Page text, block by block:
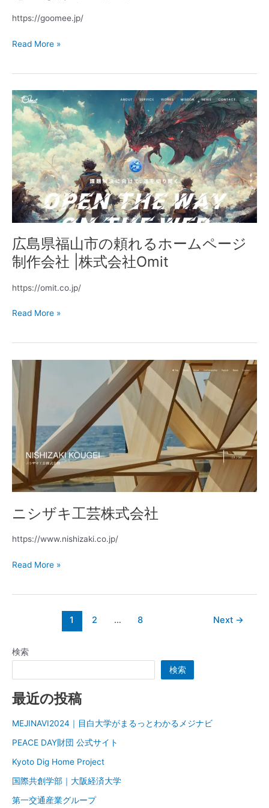
検索
検索
最近の投稿
MEJINAVI2024｜目白大学がまるっとわかるメジナビ
PEACE DAY財団 公式サイト
Kyoto Dig Home Project
国際共創学部｜大阪経済大学
第一交通産業グループ
https://goomee.jp/
ア
Read More »
広島県福山市の頼れるホームページ
制作会社 |株式会社Omit
https://omit.co.jp/
広
島
県
福
山
市
の
頼
れ
る
ー
ム
ペ
制
|
株
式
会
社
Omit
Read More »
ニシザキ工芸株式会社
https://www.nishizaki.co.jp/
ニ
シ
ザ
芸
株
式
会
社
Read More »
1 2 … 8 Next →